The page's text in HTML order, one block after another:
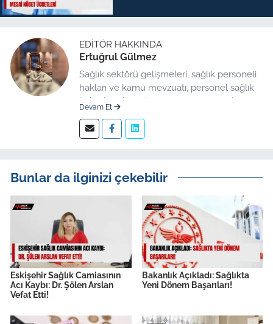
EDITÖR HAKKINDA
Ertuğrul Gülmez
Sağlık sektörü gelişmeleri, sağlık personeli
hakları ve kamu mevzuatı, personel sağlık
haberleri düzenleme üzerine uzmanlaşmış
Devam Et
Bunlar da ilginizi çekebilir
Eskişehir Sağlık Camiasının
Acı Kaybı: Dr. Şölen Arslan
Vefat Etti!
Bakanlık Açıkladı: Sağlıkta
Yeni Dönem Başarıları!